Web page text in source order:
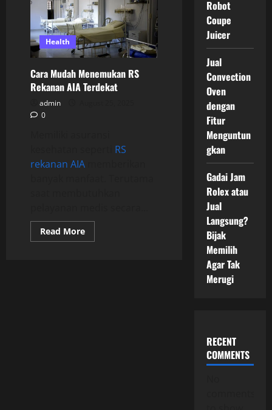
Dunia
Medis
dan
Kehidupan
Pribadi
Health
Cara Mudah Menemukan RS
Rekanan AIA Terdekat
admin
0
RS
rekanan AIA
Read MoreRead
more
Robot
Coupe
Juicer
Jual
Convection
Oven
dengan
Fitur
Menguntun
gkan
Gadai Jam
Rolex atau
Jual
Langsung?
Bijak
Memilih
Agar Tak
Merugi
RECENT
COMMENTS